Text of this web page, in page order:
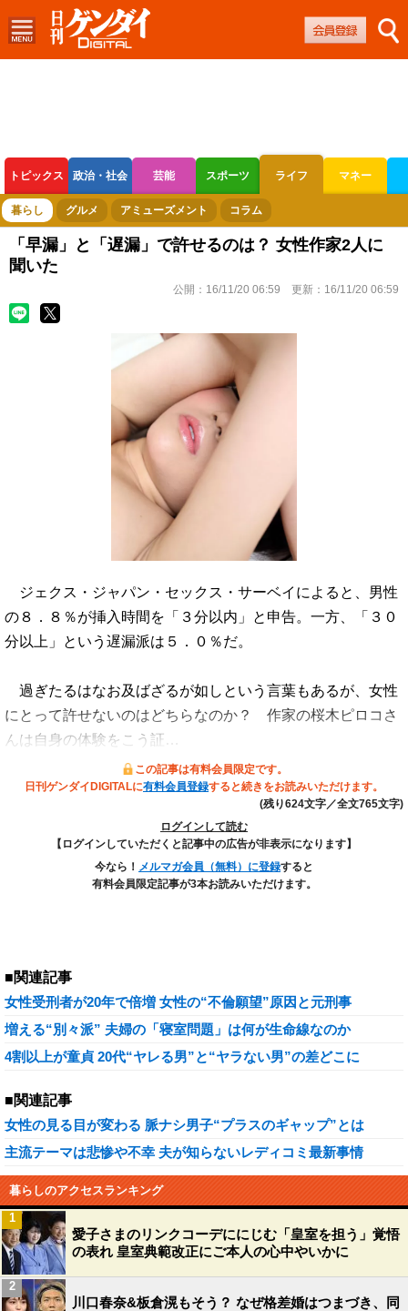
トピックス 政治・社会 芸能 スポーツ ライフ マネー
ボートレース 競輪 オートレース
暮らし グルメ アミューズメント コラム
「早漏」と「遅漏」で許せるのは？ 女性作家2人に
聞いた
公開： 16/11/20 06:59 更新： 16/11/20 06:59
ジェクス・ジャパン・セックス・サーベイによると、男性
の８．８％が挿入時間を「３分以内」と申告。一方、「３０
分以上」という遅漏派は５．０％だ。
過ぎたるはなお及ばざるが如しという言葉もあるが、女性
にとって許せないのはどちらなのか？ 作家の桜木ピロコさ
んは自身の体験をこう証…
この記事は有料会員限定です。
日刊ゲンダイDIGITALに有料会員登録すると続きをお読みいただけます。
(残り624文字／全文765文字)
ログインして読む
【ログインしていただくと記事中の広告が非表示になります】
今なら！ メルマガ会員（無料）に登録すると
有料会員限定記事が3本お読みいただけます。
■関連記事
女性受刑者が20年で倍増 女性の“不倫願望”原因と元刑事
増える“別々派” 夫婦の「寝室問題」は何が生命線なのか
4割以上が童貞 20代“ヤレる男”と“ヤラない男”の差どこに
■関連記事
女性の見る目が変わる 脈ナシ男子“プラスのギャップ”とは
主流テーマは悲惨や不幸 夫が知らないレディコミ最新事情
暮らしのアクセスランキング
愛子さまのリンクコーデににじむ「皇室を担う」覚悟
の表れ 皇室典範改正にご本人の心中やいかに
1
川口春奈&板倉滉もそう？ なぜ格差婚はつまづき、同
2